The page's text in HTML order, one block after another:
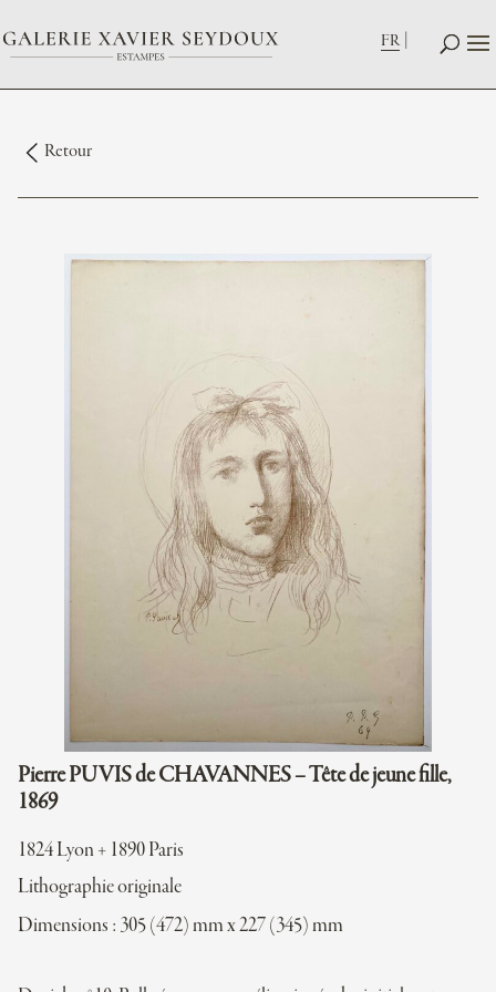
FR
Retour
Pierre PUVIS de CHAVANNES – Tête de jeune fille,
1869
1824 Lyon + 1890 Paris
Lithographie originale
Dimensions : 305 (472) mm x 227 (345) mm